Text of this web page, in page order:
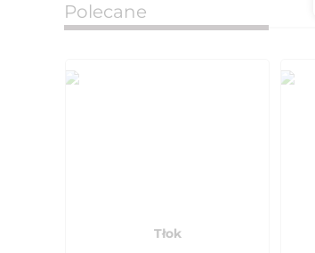
Polecane
Tłok